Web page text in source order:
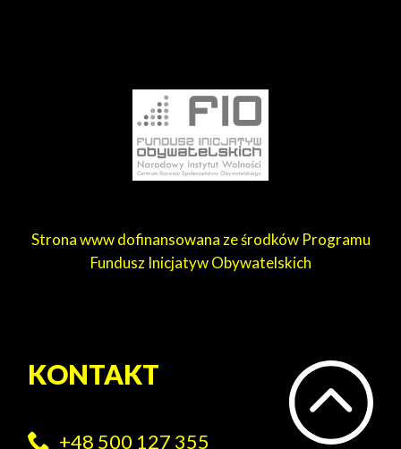
Strona www dofinansowana ze środków Programu
Fundusz Inicjatyw Obywatelskich
KONTAKT
+48 500 127 355